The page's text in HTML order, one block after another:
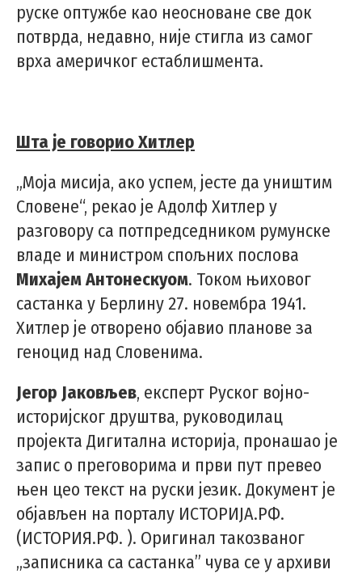
руске оптужбе као неосноване све док
потврда, недавно, није стигла из самог
врха америчког естаблишмента.
Шта је говорио Хитлер
„Моја мисија, ако успем, јесте да уништим
Словене“, рекао је Адолф Хитлер у
разговору са потпредседником румунске
владе и министром спољних послова
Михајем Антонескуом. Током њиховог
састанка у Берлину 27. новембра 1941.
Хитлер је отворено објавио планове за
геноцид над Словенима.
Јегор Јаковљев, експерт Руског војно-
историјског друштва, руководилац
пројекта Дигитална историја, пронашао је
запис о преговорима и први пут превео
њен цео текст на руски језик. Документ је
објављен на порталу ИСТОРИЈА.РФ.
(ИСТОРИЯ.РФ. ). Оригинал такозваног
„записника са састанка” чува се у архиви